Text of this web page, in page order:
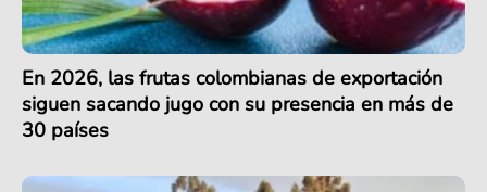
En 2026, las frutas colombianas de exportación
siguen sacando jugo con su presencia en más de
30 países